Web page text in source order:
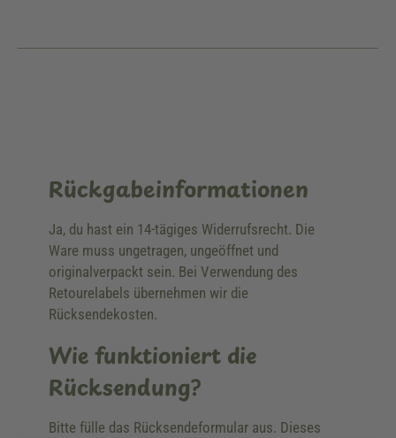
Rückgabeinformationen
Ja, du hast ein 14-tägiges Widerrufsrecht. Die
Ware muss ungetragen, ungeöffnet und
originalverpackt sein. Bei Verwendung des
Retourelabels übernehmen wir die
Rücksendekosten.
Wie funktioniert die
Rücksendung?
Bitte fülle das Rücksendeformular aus. Dieses